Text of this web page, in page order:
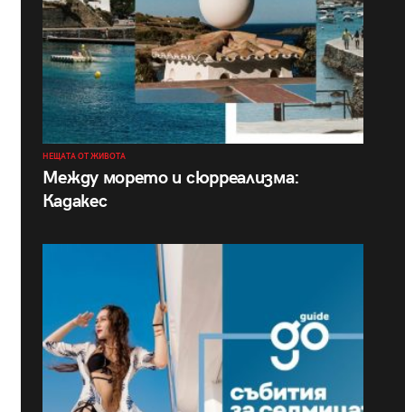
НЕЩАТА ОТ ЖИВОТА
Между морето и сюрреализма:
Кадакес